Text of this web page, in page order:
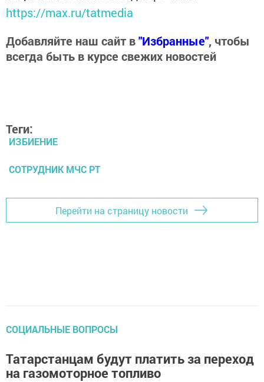
https://max.ru/tatmedia
Добавляйте наш сайт в"Избранные", чтобы
всегда быть в курсе свежих новостей
Теги:
ИЗБИЕНИЕ
СОТРУДНИК МЧС РТ
Перейти на страницу новости
СОЦИАЛЬНЫЕ ВОПРОСЫ
Татарстанцам будут платить за переход
на газомоторное топливо